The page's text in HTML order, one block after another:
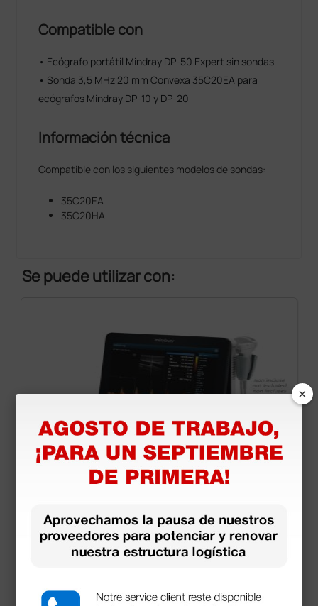
Compatible con
• Ecógrafo portátil Mindray DP-50 Expert sin sondas
• Sonda 3,5 MHz 20 mm Convexa 35C20EA para
ecógrafos Mindray DP-10 y DP-20
Información técnica
Compatible con los siguientes modelos de sondas:
35C20EA
35C20HA
Se puede utilizar con:
Ecógrafo portátil Mindray DP-50 Expert sin
sondas
(Precio sin IVA)
×